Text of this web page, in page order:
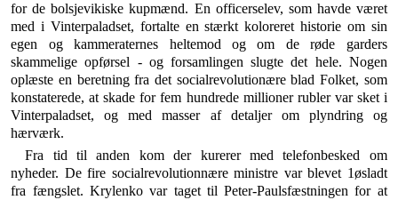
for de bolsjevikiske kup­mænd. En officerselev, som havde været
med i Vinter­paladset, fortalte en stærkt koloreret historie om sin
egen og kammeraternes heltemod og om de røde garders
skammelige opførsel - og forsamlingen slugte det hele. Nogen
oplæste en beretning fra det socialrevolutionære blad Folket, som
konstaterede, at skade for fem hun­drede millioner rubler var sket i
Vinterpaladset, og med masser af detaljer om plyndring og
hærværk.
Fra tid til anden kom der kurerer med telefonbesked om
nyheder. De fire socialrevolutionnære ministre var blevet 1øsladt
fra fængslet. Krylenko var taget til Peter-Paulsfæstningen for at